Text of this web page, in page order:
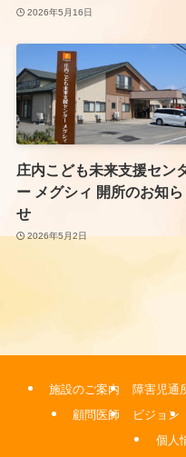
2026年5月16日
庄内こども未来支援セン
ー メグシィ 開所のお知ら
せ
2026年5月2日
施設のご案内 障害児通
顧問医師
ビジョン
個人